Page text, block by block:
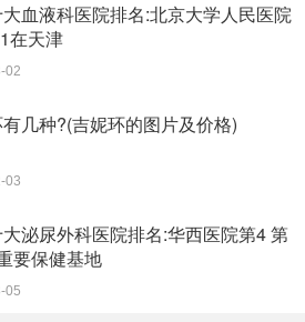
血液科医院排名:北京大学人民医院
在天津
02
几种?(吉妮环的图片及价格)
03
泌尿外科医院排名:华西医院第4 第
要保健基地
05